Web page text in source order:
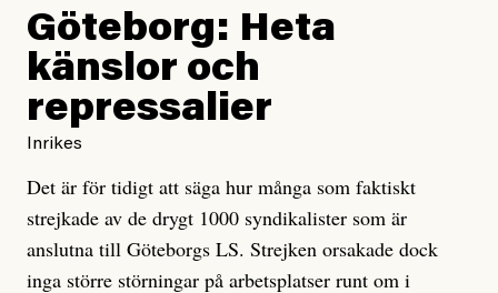
Göteborg: Heta
känslor och
repressalier
Inrikes
Det är för tidigt att säga hur många som faktiskt
strejkade av de drygt 1000 syndikalister som är
anslutna till Göteborgs LS. Strejken orsakade dock
inga större störningar på arbetsplatser runt om i